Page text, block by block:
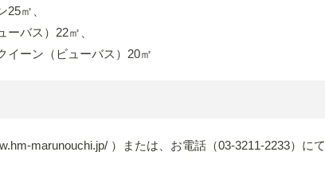
25㎡、
ーバス）22㎡、
イーン（ビューバス）20㎡
marunouchi.jp/ ）または、お電話（03-3211-2233）にて